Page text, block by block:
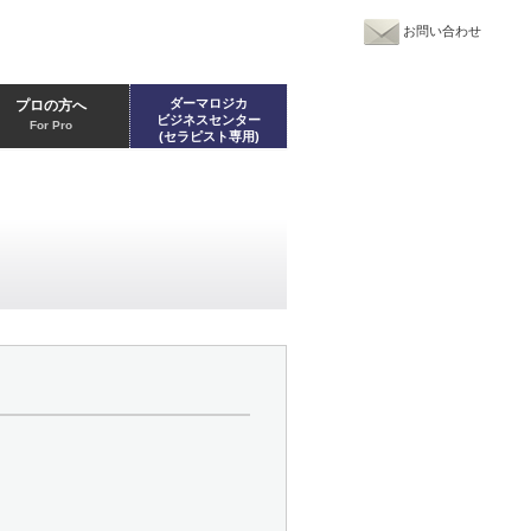
お問い合わせ
プロの方へ
For Pro
ダーマロジカ
ビジネスセンター
(セラピスト専用)